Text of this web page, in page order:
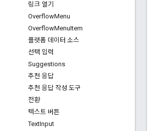
링크 열기
OverflowMenu
OverflowMenuItem
플랫폼 데이터 소스
선택 입력
Suggestions
추천 응답
추천 응답 작성 도구
전환
텍스트 버튼
TextInput